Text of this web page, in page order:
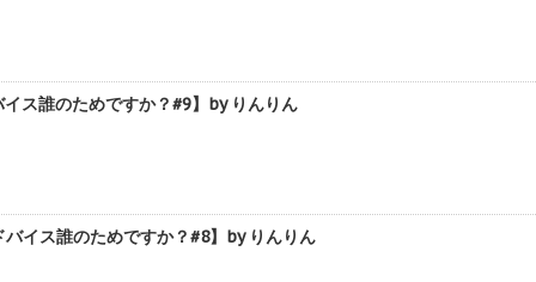
ス誰のためですか？#9】by りんりん
イス誰のためですか？#8】by りんりん